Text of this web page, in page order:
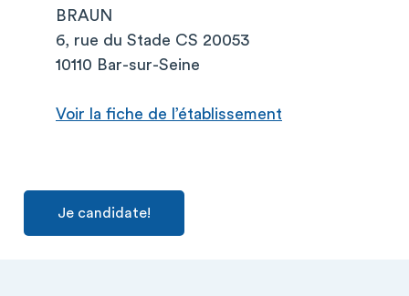
BRAUN
6, rue du Stade CS 20053
10110 Bar-sur-Seine
Voir la fiche de l’établissement
Je candidate!